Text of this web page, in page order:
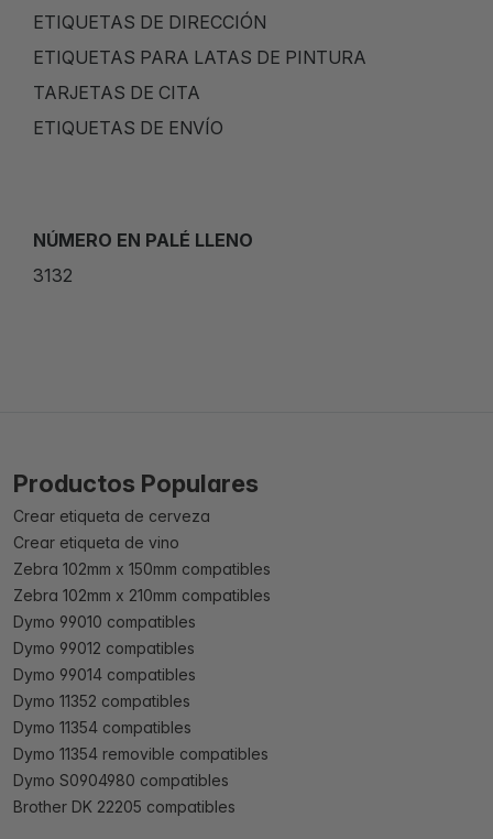
ETIQUETAS DE DIRECCIÓN
ETIQUETAS PARA LATAS DE PINTURA
TARJETAS DE CITA
ETIQUETAS DE ENVÍO
NÚMERO EN PALÉ LLENO
3132
Productos Populares
Crear etiqueta de cerveza
Crear etiqueta de vino
Zebra 102mm x 150mm compatibles
Zebra 102mm x 210mm compatibles
Dymo 99010 compatibles
Dymo 99012 compatibles
Dymo 99014 compatibles
Dymo 11352 compatibles
Dymo 11354 compatibles
Dymo 11354 removible compatibles
Dymo S0904980 compatibles
Brother DK 22205 compatibles